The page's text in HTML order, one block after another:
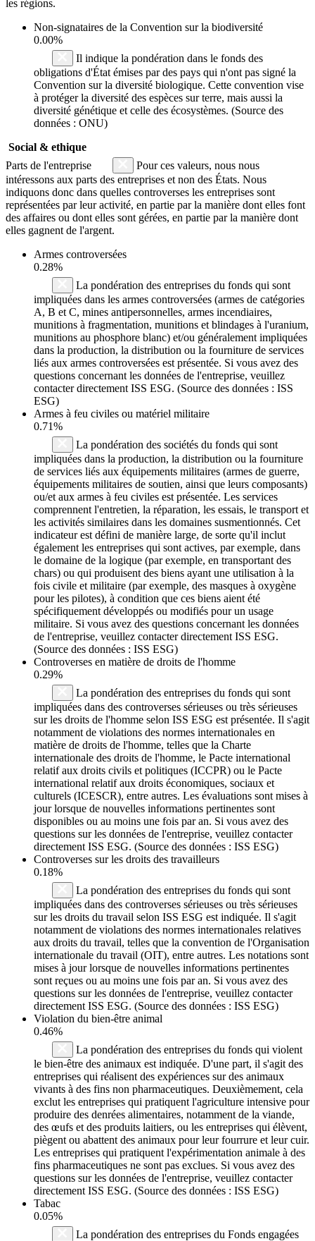
les régions.
Non-signataires de la Convention sur la biodiversité
0.00%
Il indique la pondération dans le fonds des
obligations d'État émises par des pays qui n'ont pas signé la
Convention sur la diversité biologique. Cette convention vise
à protéger la diversité des espèces sur terre, mais aussi la
diversité génétique et celle des écosystèmes. (Source des
données : ONU)
Social & ethique
Parts de l'entreprise
Pour ces valeurs, nous nous
intéressons aux parts des entreprises et non des États. Nous
indiquons donc dans quelles controverses les entreprises sont
représentées par leur activité, en partie par la manière dont elles font
des affaires ou dont elles sont gérées, en partie par la manière dont
elles gagnent de l'argent.
Armes controversées
0.28%
La pondération des entreprises du fonds qui sont
impliquées dans les armes controversées (armes de catégories
A, B et C, mines antipersonnelles, armes incendiaires,
munitions à fragmentation, munitions et blindages à l'uranium,
munitions au phosphore blanc) et/ou généralement impliquées
dans la production, la distribution ou la fourniture de services
liés aux armes controversées est présentée. Si vous avez des
questions concernant les données de l'entreprise, veuillez
contacter directement ISS ESG. (Source des données : ISS
ESG)
Armes à feu civiles ou matériel militaire
0.71%
La pondération des sociétés du fonds qui sont
impliquées dans la production, la distribution ou la fourniture
de services liés aux équipements militaires (armes de guerre,
équipements militaires de soutien, ainsi que leurs composants)
ou/et aux armes à feu civiles est présentée. Les services
comprennent l'entretien, la réparation, les essais, le transport et
les activités similaires dans les domaines susmentionnés. Cet
indicateur est défini de manière large, de sorte qu'il inclut
également les entreprises qui sont actives, par exemple, dans
le domaine de la logique (par exemple, en transportant des
chars) ou qui produisent des biens ayant une utilisation à la
fois civile et militaire (par exemple, des masques à oxygène
pour les pilotes), à condition que ces biens aient été
spécifiquement développés ou modifiés pour un usage
militaire. Si vous avez des questions concernant les données
de l'entreprise, veuillez contacter directement ISS ESG.
(Source des données : ISS ESG)
Controverses en matière de droits de l'homme
0.29%
La pondération des entreprises du fonds qui sont
impliquées dans des controverses sérieuses ou très sérieuses
sur les droits de l'homme selon ISS ESG est présentée. Il s'agit
notamment de violations des normes internationales en
matière de droits de l'homme, telles que la Charte
internationale des droits de l'homme, le Pacte international
relatif aux droits civils et politiques (ICCPR) ou le Pacte
international relatif aux droits économiques, sociaux et
culturels (ICESCR), entre autres. Les évaluations sont mises à
jour lorsque de nouvelles informations pertinentes sont
disponibles ou au moins une fois par an. Si vous avez des
questions sur les données de l'entreprise, veuillez contacter
directement ISS ESG. (Source des données : ISS ESG)
Controverses sur les droits des travailleurs
0.18%
La pondération des entreprises du fonds qui sont
impliquées dans des controverses sérieuses ou très sérieuses
sur les droits du travail selon ISS ESG est indiquée. Il s'agit
notamment de violations des normes internationales relatives
aux droits du travail, telles que la convention de l'Organisation
internationale du travail (OIT), entre autres. Les notations sont
mises à jour lorsque de nouvelles informations pertinentes
sont reçues ou au moins une fois par an. Si vous avez des
questions sur les données de l'entreprise, veuillez contacter
directement ISS ESG. (Source des données : ISS ESG)
Violation du bien-être animal
0.46%
La pondération des entreprises du fonds qui violent
le bien-être des animaux est indiquée. D'une part, il s'agit des
entreprises qui réalisent des expériences sur des animaux
vivants à des fins non pharmaceutiques. Deuxièmement, cela
exclut les entreprises qui pratiquent l'agriculture intensive pour
produire des denrées alimentaires, notamment de la viande,
des œufs et des produits laitiers, ou les entreprises qui élèvent,
piègent ou abattent des animaux pour leur fourrure et leur cuir.
Les entreprises qui pratiquent l'expérimentation animale à des
fins pharmaceutiques ne sont pas exclues. Si vous avez des
questions sur les données de l'entreprise, veuillez contacter
directement ISS ESG. (Source des données : ISS ESG)
Tabac
0.05%
La pondération des entreprises du Fonds engagées